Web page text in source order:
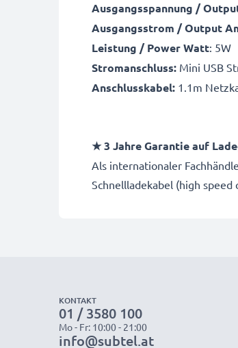
Ausgangsspannung /
Ausgangsstrom / Output
Leistung / Power Watt: 5W
Stromanschluss: Mini USB
Anschlusskabel: 1.1m
★ 3 Jahre Garantie auf
Als internationaler
Schnellladekabel (high
KONTAKT
01 / 3580 100
Mo - Fr: 10:00 - 21:00
info@subtel.at